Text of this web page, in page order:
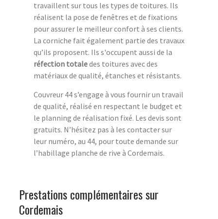
travaillent sur tous les types de toitures. Ils
réalisent la pose de fenêtres et de fixations
pour assurer le meilleur confort à ses clients.
La corniche fait également partie des travaux
qu’ils proposent. Ils s'occupent aussi de la
réfection totaledes toitures avec des
matériaux de qualité, étanches et résistants.
Couvreur 44 s’engage à vous fournir un travail
de qualité, réalisé en respectant le budget et
le planning de réalisation fixé. Les devis sont
gratuits. N’hésitez pas à les contacter sur
leur numéro, au 44, pour toute demande sur
l’habillage planche de rive à Cordemais.
Prestations complémentaires sur
Cordemais